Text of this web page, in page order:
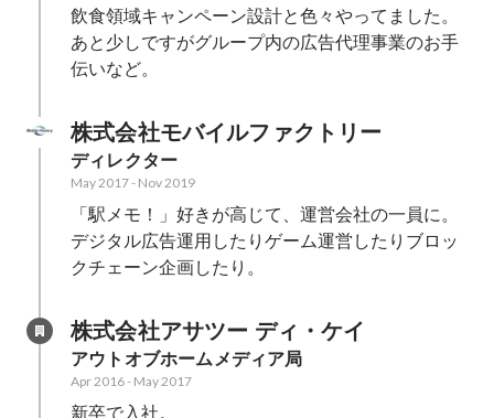
飲食領域キャンペーン設計と色々やってました。
あと少しですがグループ内の広告代理事業のお手
伝いなど。
株式会社モバイルファクトリー
ディレクター
May 2017- Nov 2019
「駅メモ！」好きが高じて、運営会社の一員に。
デジタル広告運用したりゲーム運営したりブロッ
クチェーン企画したり。
株式会社アサツー ディ・ケイ
アウトオブホームメディア局
Apr 2016- May 2017
新卒で入社。